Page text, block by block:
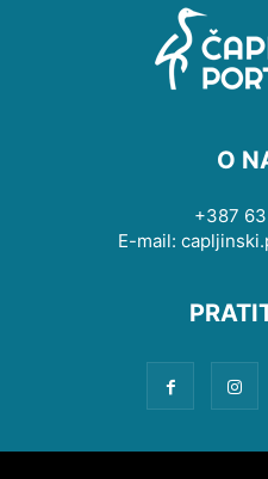
O
+387
E-mail: